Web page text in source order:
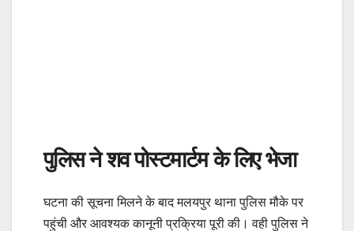
पुलिस ने शव पोस्टमार्टम के लिए भेजा
घटना की सूचना मिलने के बाद मलयपुर थाना पुलिस मौके पर
पहुंची और आवश्यक कानूनी प्रक्रिया पूरी की। वही पुलिस ने